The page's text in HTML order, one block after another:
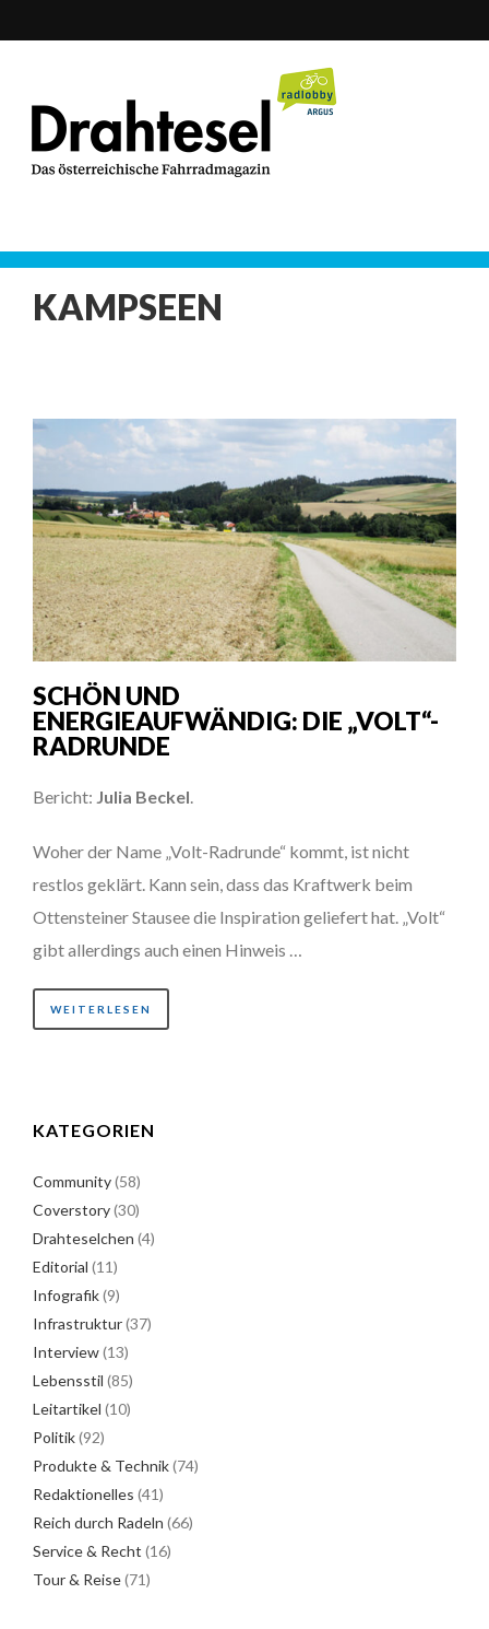
KAMPSEEN
SCHÖN UND
ENERGIEAUFWÄNDIG: DIE „VOLT“-
RADRUNDE
Bericht: Julia Beckel
Woher der Name „Volt-Radrunde“ kommt, ist nicht
restlos geklärt. Kann sein, dass das Kraftwerk beim
Ottensteiner Stausee die Inspiration geliefert hat. „Volt“
gibt allerdings auch einen Hinweis …
WEITERLESEN
KATEGORIEN
Community(58)
Coverstory(30)
Drahteselchen (4)
Editorial (11)
Infografik(9)
Infrastruktur(37)
Interview(13)
Lebensstil (85)
Leitartikel (10)
Politik(92)
Produkte & Technik(74)
Redaktionelles (41)
Reich durch Radeln (66)
Service & Recht (16)
Tour & Reise(71)